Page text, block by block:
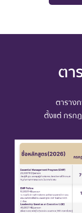
ตา
ตาราง
ตั้งแต่ กรก